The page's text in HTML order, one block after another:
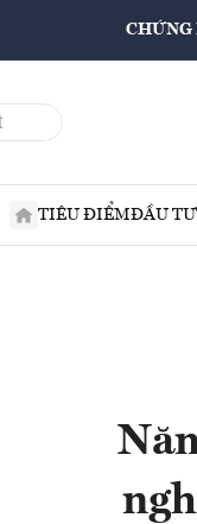
CHỨNG
TIÊU ĐIỂMĐẦU TƯ